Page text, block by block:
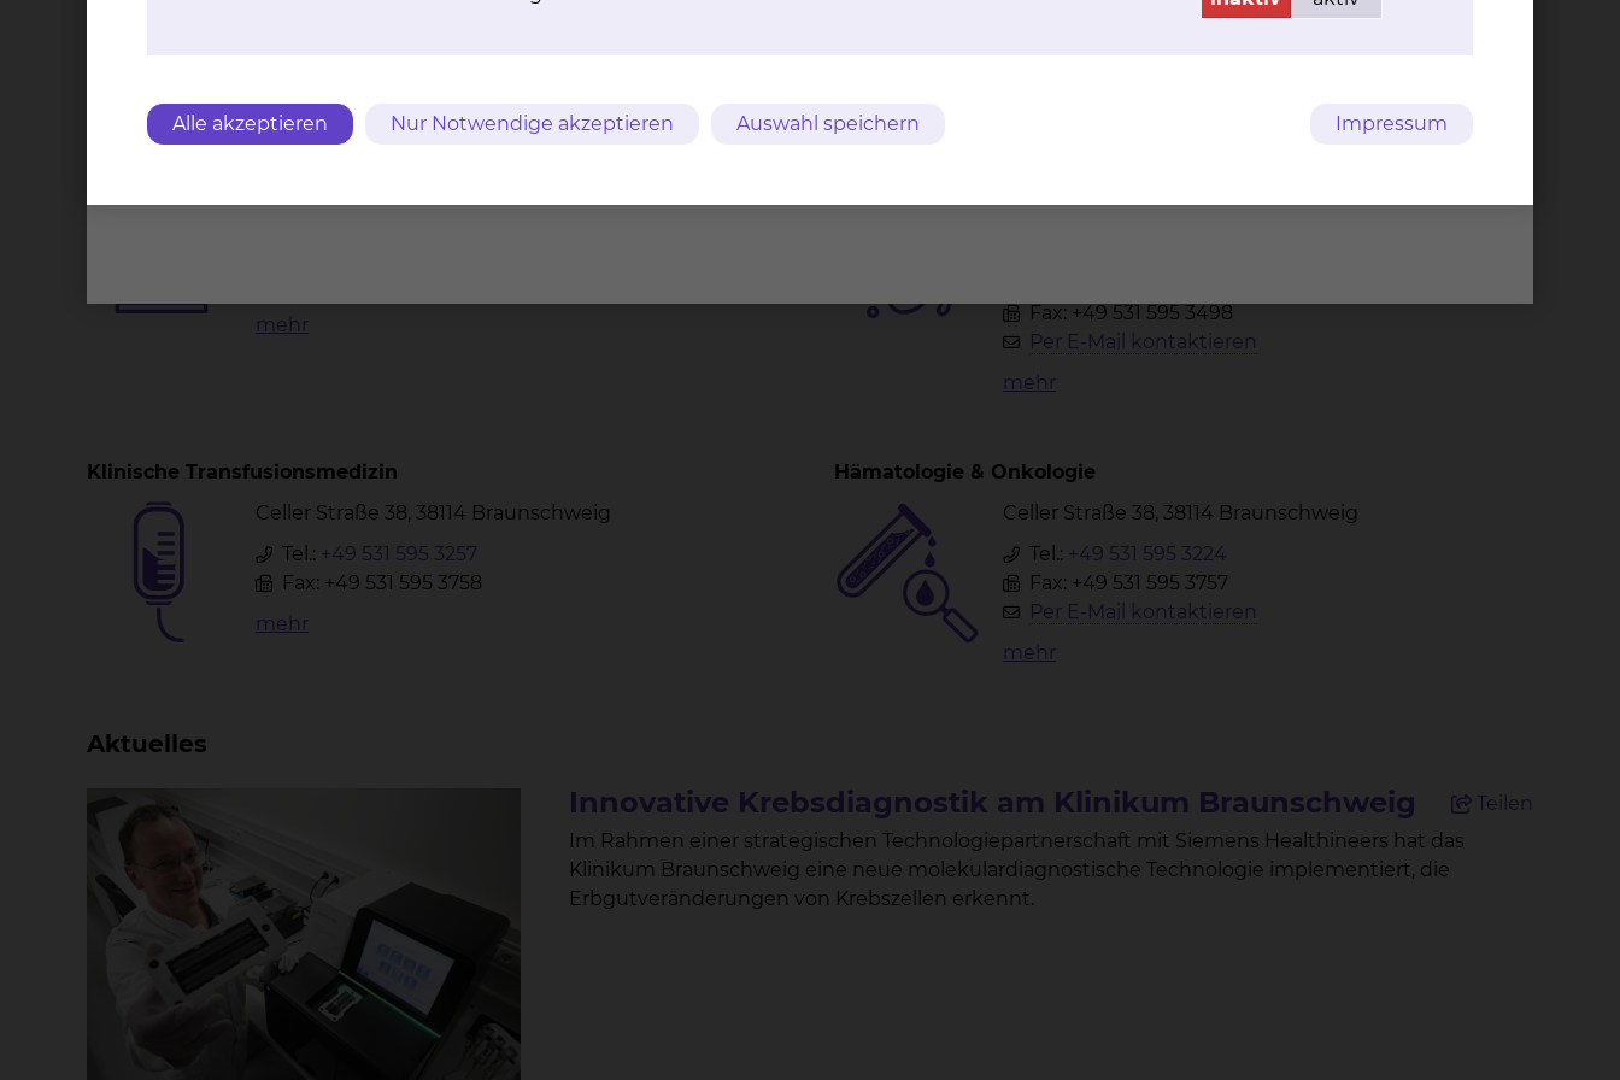
Pathologie
mehr
Fax: +49 531 595 3498
Per E-Mail kontaktieren
mehr
Klinische Transfusionsmedizin
Celler Straße 38, 38114 Braunschweig
Tel.: +49 531 595 3257
Fax: +49 531 595 3758
mehr
Hämatologie & Onkologie
Celler Straße 38, 38114 Braunschweig
Tel.: +49 531 595 3224
Fax: +49 531 595 3757
Per E-Mail kontaktieren
mehr
Aktuelles
Innovative Krebsdiagnostik am Klinikum Braunschweig
Teilen
Im Rahmen einer strategischen Technologiepartnerschaft mit Siemens Healthineers hat das
Klinikum Braunschweig eine neue molekulardiagnostische Technologie implementiert, die
Erbgutveränderungen von Krebszellen erkennt.
Alle akzeptieren Nur Notwendige akzeptieren Auswahl speichern Impressum